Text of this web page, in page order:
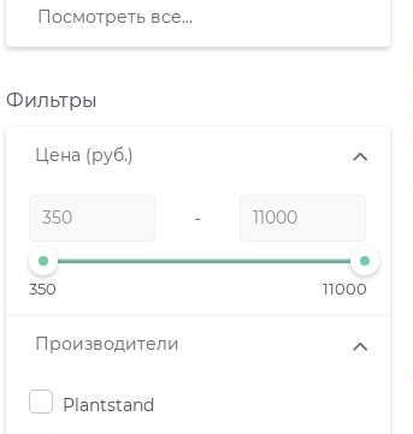
Посмотреть все...
Фильтры
Цена (руб.)
-
350 11000
Производители
Plantstand